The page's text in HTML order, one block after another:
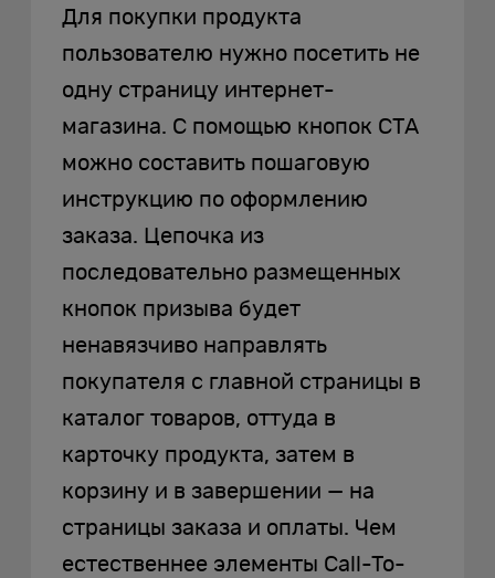
Для покупки продукта
пользователю нужно посетить не
одну страницу интернет-
магазина. С помощью кнопок CTA
можно составить пошаговую
инструкцию по оформлению
заказа. Цепочка из
последовательно размещенных
кнопок призыва будет
ненавязчиво направлять
покупателя с главной страницы в
каталог товаров, оттуда в
карточку продукта, затем в
корзину и в завершении — на
страницы заказа и оплаты. Чем
естественнее элементы Call-To-